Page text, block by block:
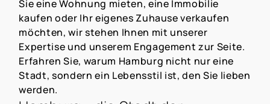
Sie eine Wohnung mieten, eine Immobilie
kaufen oder Ihr eigenes Zuhause verkaufen
möchten, wir stehen Ihnen mit unserer
Expertise und unserem Engagement zur Seite.
Erfahren Sie, warum Hamburg nicht nur eine
Stadt, sondern ein Lebensstil ist, den Sie lieben
werden.